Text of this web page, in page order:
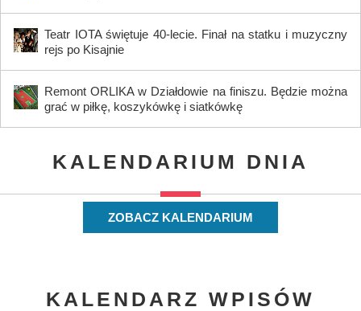
Teatr IOTA świętuje 40-lecie. Finał na statku i muzyczny
rejs po Kisajnie
Remont ORLIKA w Działdowie na finiszu. Będzie można
grać w piłkę, koszykówkę i siatkówkę
KALENDARIUM DNIA
ZOBACZ KALENDARIUM
KALENDARZ WPISÓW